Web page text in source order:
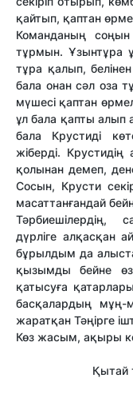
қайтып, қаптан
Команданың соңын
тұрмын. Ұзынтұра
тұра қалып,
бала онан сәл оза
мүшесі қаптан
ұл бала қапты алып
бала Крустиді
жіберді.
қолынан демеп,
Сосын, Крусти
масаттанғандай
Тәрбиешілердің,
дүрліге алқасқан
бұрылдым да
қызымды бейне өз
қатысуға
басқалардың мұң-
жаратқан Тәңірге
Көз жасым, ақыры
Қытай